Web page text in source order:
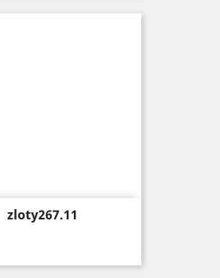
Price
zloty267.11